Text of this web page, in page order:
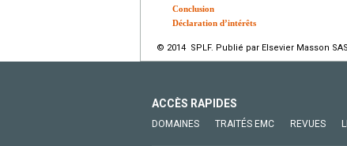
Conclusion
Déclaration d’intérêts
© 2014 SPLF. Publié par Elsevier Masson
ACCÈS RAPIDES
DOMAINES TRAITÉS EMC REVUES